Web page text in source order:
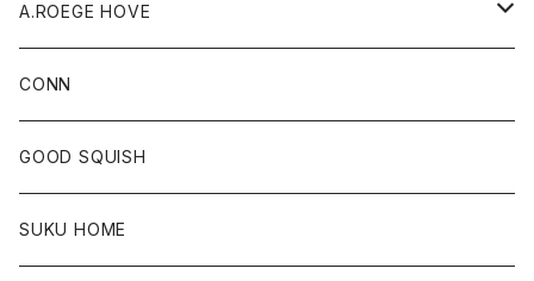
A.ROEGE HOVE
CONN
CONN
GOOD SQUISH
SUKU HOME